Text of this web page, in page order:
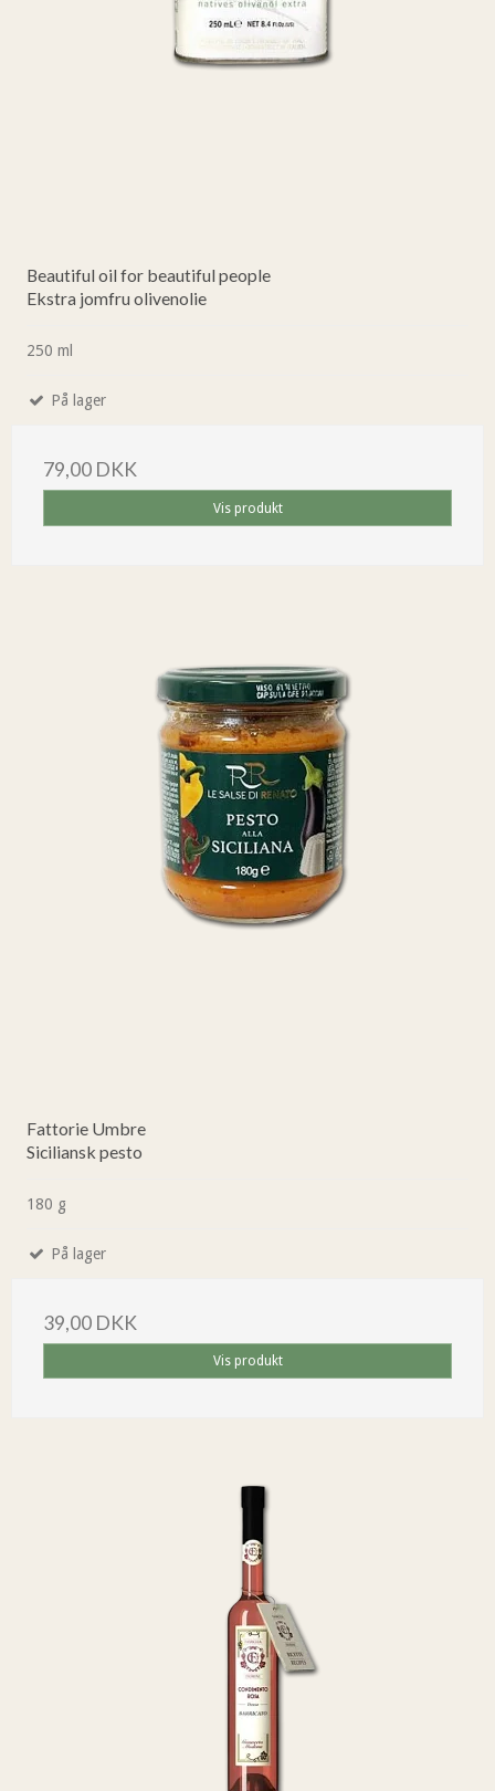
Beautiful oil for beautiful people
Ekstra jomfru olivenolie
250 ml
På lager
79,00 DKK
Vis produkt
Fattorie Umbre
Siciliansk pesto
180 g
På lager
39,00 DKK
Vis produkt